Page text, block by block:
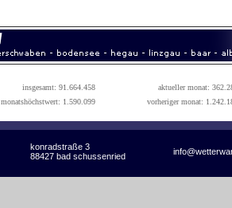
insgesamt: 91.664.458
aktueller monat:
monatshöchstwert: 1.590.099
vorheriger monat:
konradstraße 3
88427 bad schussenried